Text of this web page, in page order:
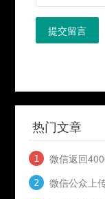
提交留言
热门文章
微信返回
微信公众上